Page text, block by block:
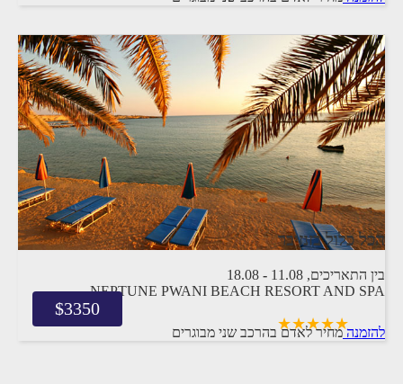
הכל כלול בזנזיבר
בין התאריכים, -
18.08
NEPTUNE PWANI BEACH RESORT AND SPA
$3350
להזמנהמחיר לאדם בהרכב שני מבוגרים